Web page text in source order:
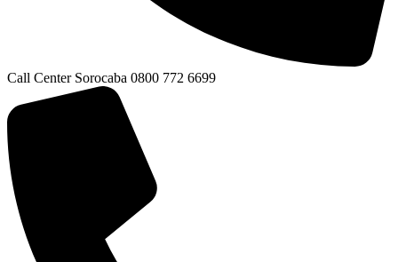
Call Center Sorocaba 0800 772 6699